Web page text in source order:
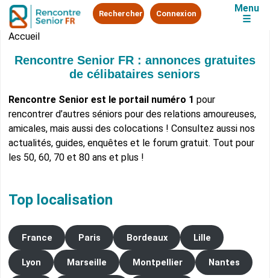
Rechercher Connexion
Menu
☰
Accueil
Rencontre Senior FR : annonces gratuites
de célibataires seniors
Rencontre Senior est le portail numéro 1 pour
rencontrer d’autres séniors pour des relations amoureuses,
amicales, mais aussi des colocations ! Consultez aussi nos
actualités, guides, enquêtes et le forum gratuit. Tout pour
les 50, 60, 70 et 80 ans et plus !
Top localisation
France Paris Bordeaux Lille
Lyon Marseille Montpellier Nantes